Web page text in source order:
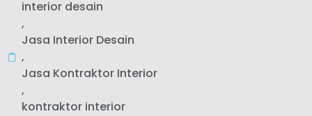
interior desain
,
Jasa Interior Desain
,
Jasa Kontraktor Interior
,
kontraktor interior